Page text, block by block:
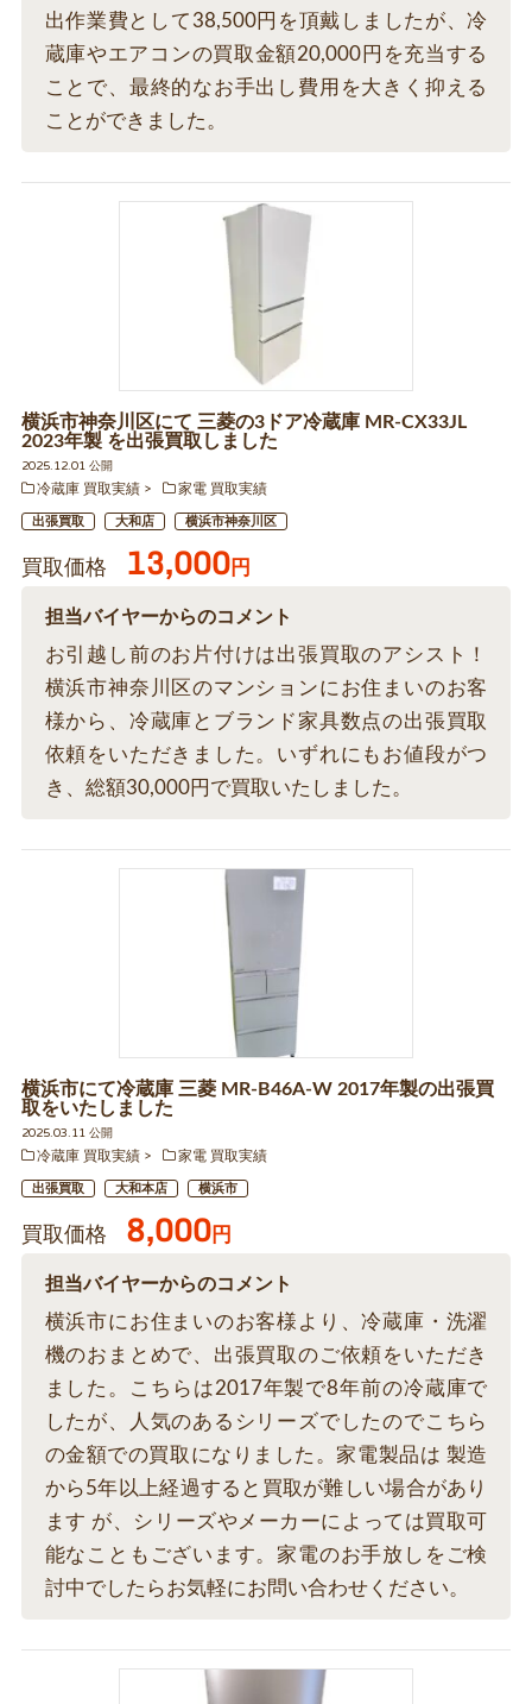
出作業費として38,500円を頂戴しましたが、冷
蔵庫やエアコンの買取金額20,000円を充当する
ことで、最終的なお手出し費用を大きく抑える
ことができました。
横浜市神奈川区にて 三菱の3ドア冷蔵庫 MR-CX33JL
2023年製 を出張買取しました
2025.12.01 公開
冷蔵庫 買取実績
家電 買取実績
出張買取 大和店 横浜市神奈川区
買取価格 13,000円
担当バイヤーからのコメント
お引越し前のお片付けは出張買取のアシスト！
横浜市神奈川区のマンションにお住まいのお客
様から、冷蔵庫とブランド家具数点の出張買取
依頼をいただきました。いずれにもお値段がつ
き、総額30,000円で買取いたしました。
横浜市にて冷蔵庫 三菱 MR-B46A-W 2017年製の出張買
取をいたしました
2025.03.11 公開
冷蔵庫 買取実績
家電 買取実績
出張買取 大和本店 横浜市
買取価格 8,000円
担当バイヤーからのコメント
横浜市にお住まいのお客様より、冷蔵庫・洗濯
機のおまとめで、出張買取のご依頼をいただき
ました。こちらは2017年製で8年前の冷蔵庫で
したが、人気のあるシリーズでしたのでこちら
の金額での買取になりました。家電製品は 製造
から5年以上経過すると買取が難しい場合があり
ます が、シリーズやメーカーによっては買取可
能なこともございます。家電のお手放しをご検
討中でしたらお気軽にお問い合わせください。